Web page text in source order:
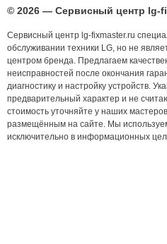
© 2026 — Сервисный центр lg-
Сервисный центр lg-fixmaster.ru
обслуживании техники LG, но не
центром бренда. Предлагаем
неисправностей после окончания
диагностику и настройку устройств.
предварительный характер и не
стоимость уточняйте у наших
размещённым на сайте. Мы
исключительно в информационных